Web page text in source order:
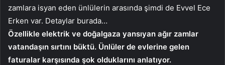
zamlara isyan eden ünlülerin arasında şimdi de Evvel Ece
Erken var. Detaylar burada…
Özellikle elektrik ve doğalgaza yansıyan ağır zamlar
vatandaşın sırtını büktü. Ünlüler de evlerine gelen
faturalar karşısında şok olduklarını anlatıyor.